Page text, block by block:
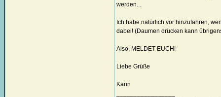
werden...
Ich habe natürlich vor hinzufahren,
dabei! (Daumen drücken kann
Also, MELDET EUCH!
Liebe Grüße
Karin